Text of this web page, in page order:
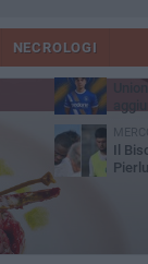
NECROLOGI
Il